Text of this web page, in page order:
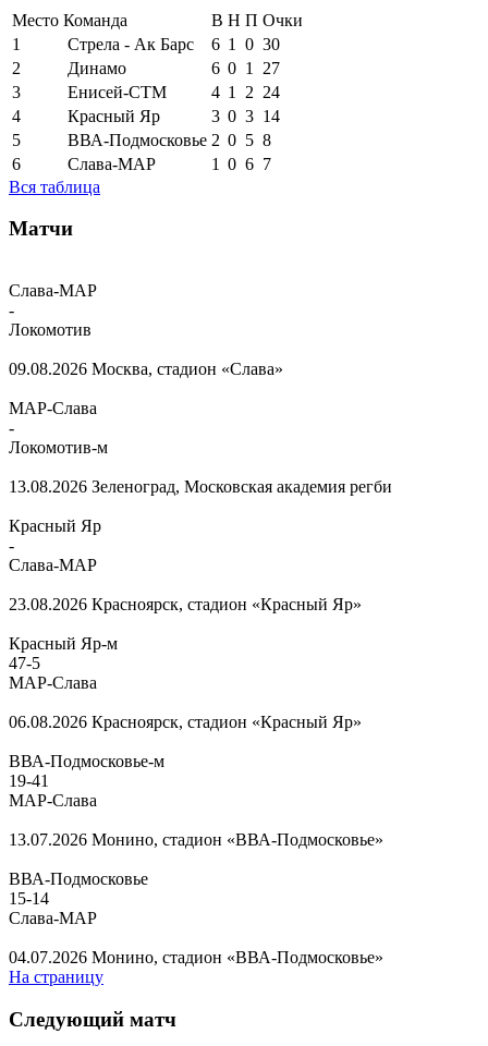
Место Команда В Н П Очки
1
Стрела - Ак Барс 6 1 0 30
2
Динамо 6 0 1
27
3
Енисей-СТМ 4 1 2 24
4
Красный Яр 3 0 3 14
5
ВВА-Подмосковье 2 0 5 8
6
Слава-МАР 1 0 6 7
Вся таблица
Матчи
Слава-МАР
-
Локомотив
09.08.2026 Москва, стадион «Слава»
МАР-Слава
-
Локомотив-м
13.08.2026 Зеленоград, Московская академия регби
Красный Яр
-
Слава-МАР
23.08.2026 Красноярск, стадион «Красный Яр»
Красный Яр-м
47-5
МАР-Слава
06.08.2026 Красноярск, стадион «Красный Яр»
ВВА-Подмосковье-м
19-41
МАР-Слава
13.07.2026 Монино, стадион «ВВА-Подмосковье»
ВВА-Подмосковье
15-14
Слава-МАР
04.07.2026 Монино, стадион «ВВА-Подмосковье»
На страницу
Следующий матч